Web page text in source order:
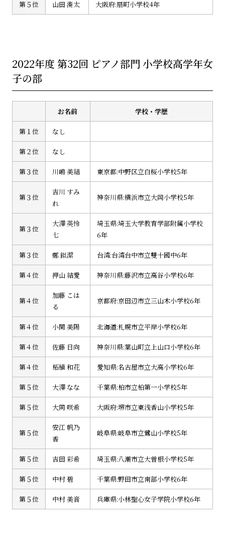
第５位 山田 湊太 大阪府:扇町小学校4年
2022年度 第32回 ピアノ部門 小学校高学年女
子の部
お名前 学校・学歴
第１位 なし
第２位 なし
第３位 川嶋 美結 東京都:中野区立白桜小学校5年
第３位
吉川 すみ
れ
神奈川県:横浜市立大岡小学校5年
第３位
大澤 英怜
七
埼玉県:埼玉大学教育学部附属小学校
6年
第３位 鄭 鉯潔 台湾:台湾台中市立雙十國中6年
第４位 押山 結愛 神奈川県:藤沢市立高谷小学校6年
第４位
加藤 こは
る
京都府:京田辺市立三山木小学校6年
第４位 小関 美陽 北海道:札幌市立平岸小学校6年
第４位 佐藤 日向 神奈川県:葉山町立上山口小学校6年
第４位 柘植 和花 愛知県:名古屋市立大高小学校6年
第５位 大澤 なな 千葉県:柏市立柏第一小学校5年
第５位 大同 咲希 大阪府:堺市立東浅香山小学校5年
第５位
安江 帆乃
香
岐阜県:岐阜市立鷺山小学校5年
第５位 吉田 彩希 埼玉県:八潮市立大曽根小学校5年
第５位 中村 碧 千葉県:野田市立南部小学校6年
第５位 中村 美音 兵庫県:小林聖心女子学院小学校6年